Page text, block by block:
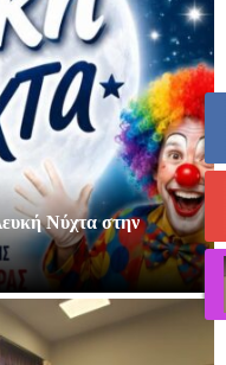
Νύχτα στην